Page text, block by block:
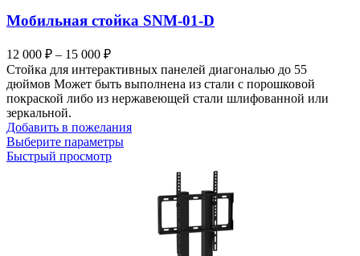
Мобильная стойка SNM-01-D
12 000 ₽ – 15 000 ₽
Стойка для интерактивных панелей диагональю до 55
дюймов Может быть выполнена из стали с порошковой
покраской либо из нержавеющей стали шлифованной или
зеркальной.
Добавить в пожелания
Выберите параметры
Быстрый просмотр